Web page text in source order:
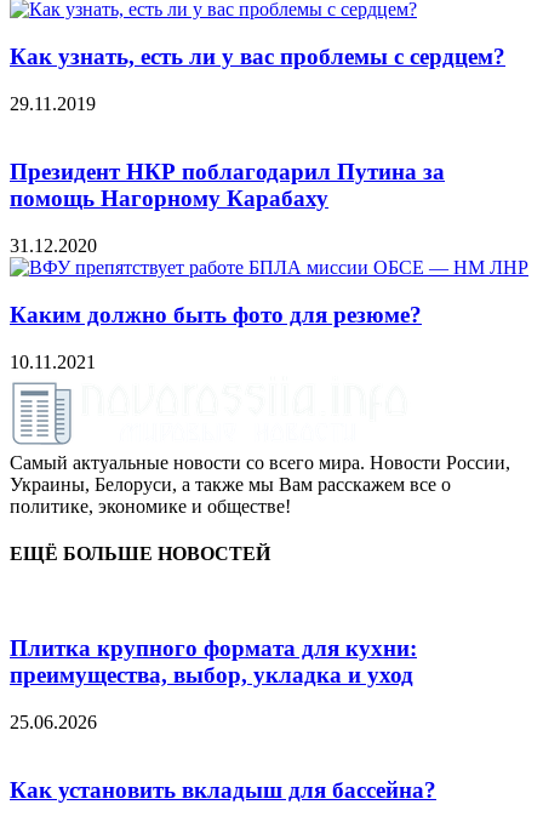
Как узнать, есть ли у вас проблемы с сердцем?
29.11.2019
Президент НКР поблагодарил Путина за
помощь Нагорному Карабаху
31.12.2020
Каким должно быть фото для резюме?
10.11.2021
Самый актуальные новости со всего мира. Новости России,
Украины, Белоруси, а также мы Вам расскажем все о
политике, экономике и обществе!
ЕЩЁ БОЛЬШЕ НОВОСТЕЙ
Плитка крупного формата для кухни:
преимущества, выбор, укладка и уход
25.06.2026
Как установить вкладыш для бассейна?